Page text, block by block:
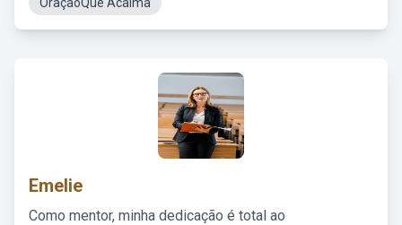
Emelie
Como mentor, minha dedicação é total ao